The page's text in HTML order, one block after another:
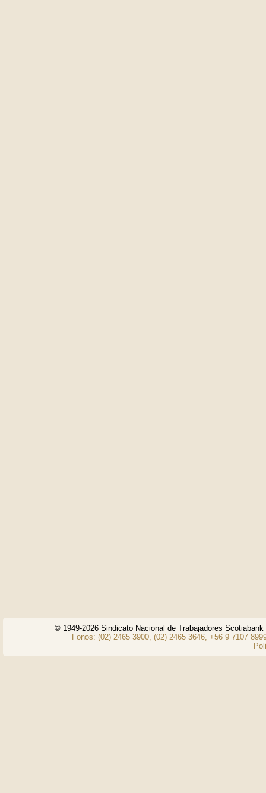
© 1949-2026 Sindicato Nacional de Trabajadores
Fonos: (02) 2465 3900, (02) 2465 3646, +56 9 7107